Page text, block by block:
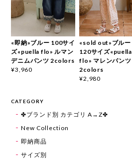
«即納»ブルー 100サイ
ズ«puella flo» ルマン
デニムパンツ 2colors
¥3,960
«sold out»ブルー
120サイズ«puella
flo» マレンパンツ
2colors
¥2,980
CATEGORY
✤ブランド別 カテゴリ A→Z✤
New Collection
即納商品
サイズ別